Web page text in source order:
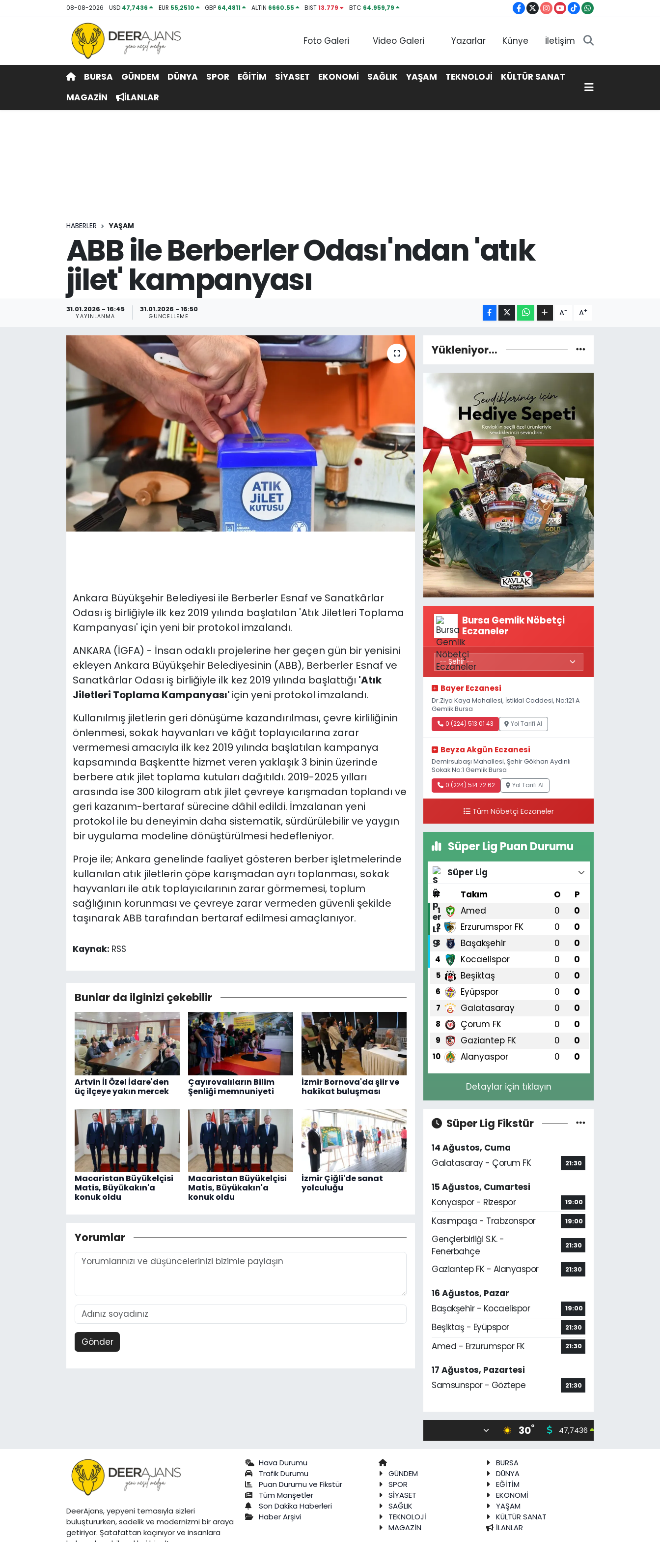
08-08-2026 USD 47,7436 EUR 55,2510 GBP 64,4811 ALTIN 6660.55 BİST13.779 BTC 64.959,79
Foto Galeri Video Galeri Yazarlar Künye İletişim
BURSA GÜNDEM DÜNYA SPOR EĞİTİM SİYASET EKONOMİ SAĞLIK YAŞAM TEKNOLOJİ
KÜLTÜR SANAT
MAGAZİN
İLANLAR
HABERLER YAŞAM
ABB ile Berberler Odası'ndan 'atık
jilet' kampanyası
31.01.2026 - 16:45
YAYINLANMA
31.01.2026 - 16:50
GÜNCELLEME A- A+
Ankara Büyükşehir Belediyesi ile Berberler Esnaf ve Sanatkârlar
Odası iş birliğiyle ilk kez 2019 yılında başlatılan 'Atık Jiletleri Toplama
Kampanyası' için yeni bir protokol imzalandı.
ANKARA (İGFA) - İnsan odaklı projelerine her geçen gün bir yenisini
ekleyen Ankara Büyükşehir Belediyesinin (ABB), Berberler Esnaf ve
Sanatkârlar Odası iş birliğiyle ilk kez 2019 yılında başlattığı 'Atık
Jiletleri Toplama Kampanyası' için yeni protokol imzalandı.
Kullanılmış jiletlerin geri dönüşüme kazandırılması, çevre kirliliğinin
önlenmesi, sokak hayvanları ve kâğıt toplayıcılarına zarar
vermemesi amacıyla ilk kez 2019 yılında başlatılan kampanya
kapsamında Başkentte hizmet veren yaklaşık 3 binin üzerinde
berbere atık jilet toplama kutuları dağıtıldı. 2019-2025 yılları
arasında ise 300 kilogram atık jilet çevreye karışmadan toplandı ve
geri kazanım-bertaraf sürecine dâhil edildi. İmzalanan yeni
protokol ile bu deneyimin daha sistematik, sürdürülebilir ve yaygın
bir uygulama modeline dönüştürülmesi hedefleniyor.
Proje ile; Ankara genelinde faaliyet gösteren berber işletmelerinde
kullanılan atık jiletlerin çöpe karışmadan ayrı toplanması, sokak
hayvanları ile atık toplayıcılarının zarar görmemesi, toplum
sağlığının korunması ve çevreye zarar vermeden güvenli şekilde
taşınarak ABB tarafından bertaraf edilmesi amaçlanıyor.
Kaynak: RSS
Bunlar da ilginizi çekebilir
Artvin İl Özel İdare'den
üç ilçeye yakın mercek
Çayırovalıların Bilim
Şenliği memnuniyeti
İzmir Bornova'da şiir ve
hakikat buluşması
Macaristan Büyükelçisi
Matis, Büyükakın'a
konuk oldu
Macaristan Büyükelçisi
Matis, Büyükakın'a
konuk oldu
İzmir Çiğli'de sanat
yolculuğu
Yorumlar
Gönder
Yükleniyor...
Bursa Gemlik Nöbetçi
Eczaneler
Bayer Eczanesi
Dr.Ziya Kaya Mahallesi, İstiklal Caddesi, No:121 A
Gemlik Bursa
0 (224) 513 01 43 Yol Tarifi Al
Beyza Akgün Eczanesi
Demirsubaşı Mahallesi, Şehir Gökhan Aydınlı
Sokak No:1 Gemlik Bursa
0 (224) 514 72 62 Yol Tarifi Al
Tüm Nöbetçi Eczaneler
Süper Lig Puan Durumu
Süper Lig
#
Takım O P
1 Amed 0 0
2 Erzurumspor FK 0 0
3 Başakşehir 0 0
4 Kocaelispor 0 0
5 Beşiktaş 0 0
6 Eyüpspor 0 0
7 Galatasaray 0 0
8 Çorum FK 0 0
9 Gaziantep FK 0 0
10 Alanyaspor 0 0
Detaylar için tıklayın
Süper Lig Fikstür
14 Ağustos, Cuma
Galatasaray - Çorum FK
21:30
15 Ağustos, Cumartesi
Konyaspor - Rizespor
19:00
Kasımpaşa - Trabzonspor 19:00
Gençlerbirliği S.K. -
Fenerbahçe
21:30
Gaziantep FK - Alanyaspor 21:30
16 Ağustos, Pazar
Başakşehir - Kocaelispor
19:00
Beşiktaş - Eyüpspor 21:30
Amed - Erzurumspor FK 21:30
17 Ağustos, Pazartesi
Samsunspor - Göztepe
21:30
30° 47,7436
DeerAjans, yepyeni temasıyla sizleri
buluştururken, sadelik ve modernizmi bir araya
getiriyor. Şatafattan kaçınıyor ve insanlara
Hava Durumu
Trafik Durumu
Puan Durumu ve Fikstür
Tüm Manşetler
Son Dakika Haberleri
Haber Arşivi
BURSA
GÜNDEM
DÜNYA
SPOR
EĞİTİM
SİYASET
EKONOMİ
SAĞLIK
YAŞAM
TEKNOLOJİ
KÜLTÜR SANAT
MAGAZİN
İLANLAR
Hava Durumu
Trafik Durumu
Tüm Manşetler